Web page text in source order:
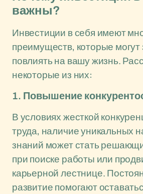
важны?
Инвестиции в себя имеют
преимуществ, которые могут
повлиять на вашу жизнь.
некоторые из них:
1. Повышение
В условиях жесткой
труда, наличие уникальных
знаний может стать
при поиске работы или
карьерной лестнице.
развитие помогают